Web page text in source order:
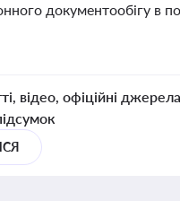
документообігу в
відео, офіційні